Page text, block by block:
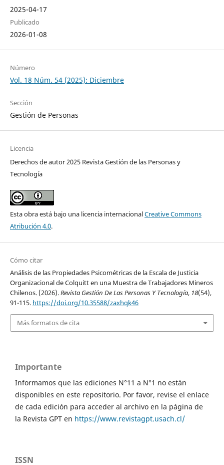
2025-04-17
Publicado
2026-01-08
Número
Vol. 18 Núm. 54 (2025): Diciembre
Sección
Gestión de Personas
Licencia
Derechos de autor 2025 Revista Gestión de las Personas y
Tecnología
Esta obra está bajo una licencia internacionalCreative Commons
Atribución 4.0.
Cómo citar
Análisis de las Propiedades Psicométricas de la Escala de Justicia
Organizacional de Colquitt en una Muestra de Trabajadores Mineros
Chilenos. (2026).Revista Gestión De Las Personas Y Tecnología, 18(54),
91-115. https://doi.org/10.35588/zaxhqk46
Más formatos de cita
Importante
Informamos que las ediciones N°11 a N°1 no están
disponibles en este repositorio. Por favor, revise el enlace
de cada edición para acceder al archivo en la página de
la Revista GPT en https://www.revistagpt.usach.cl/
ISSN